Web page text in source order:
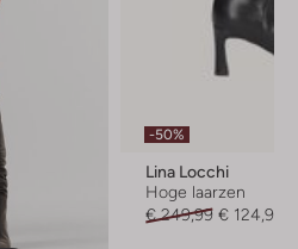
-50%
Lina Locchi
Hoge laarzen
€ 249,99 € 124,99